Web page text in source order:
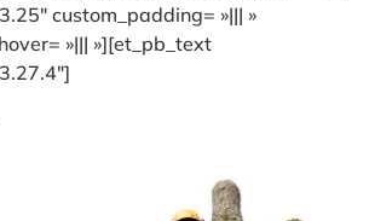
custom_padding= »||| »
»||| »][et_pb_text